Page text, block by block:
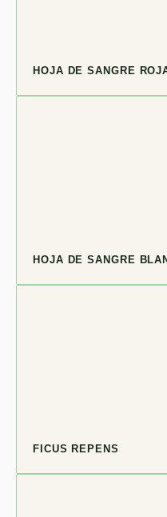
HOJA DE SANGRE
HOJA DE SANGRE
FICUS REPENS